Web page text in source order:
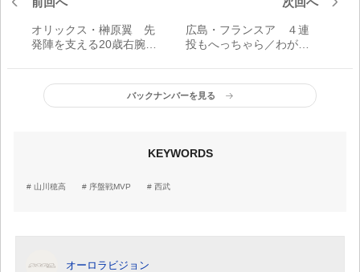
オリックス・榊原翼 先
発陣を支える20歳右腕／
広島・フランスア ４連
投もへっちゃら／わがチ
バックナンバーを見る
KEYWORDS
山川穂高 序盤戦MVP 西武
オーロラビジョン